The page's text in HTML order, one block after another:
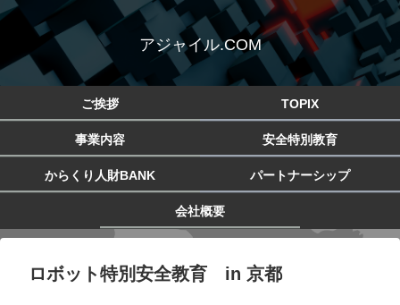
アジャイル.COM
ご挨拶 TOPIX
事業内容 安全特別教育
からくり人財BANK パートナーシップ
会社概要
ロボット特別安全教育 in 京都